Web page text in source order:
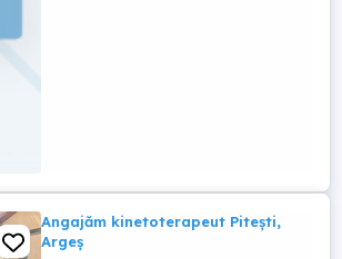
Angajăm kinetoterapeut Pitești,
Argeș